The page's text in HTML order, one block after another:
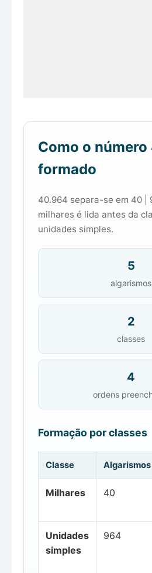
Como o
formado
40.964 separa-se em 40 |
milhares é lida antes da
unidades simples.
5
algarismos
2
classes
4
ordens
Formação por classes
Classe Algarismos
Milhares 40
Unidades
simples
964